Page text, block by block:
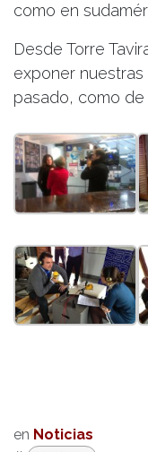
como en
Desde Torre
exponer nuestras
pasado, como de
en Noticias